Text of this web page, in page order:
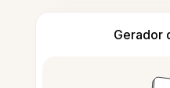
Gerador